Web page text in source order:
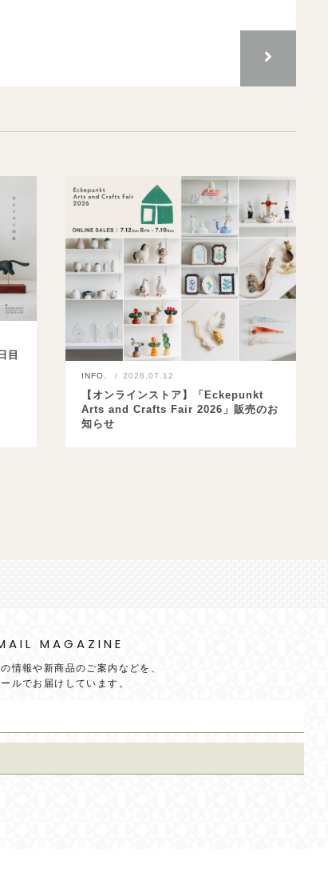
目
INFO. 2026.07.12
【オンラインストア】「Eckepunkt
Arts and Crafts Fair 2026」販売のお
知らせ
MAGAZINE
情報や新商品のご案内などを、
ルでお届けしています。